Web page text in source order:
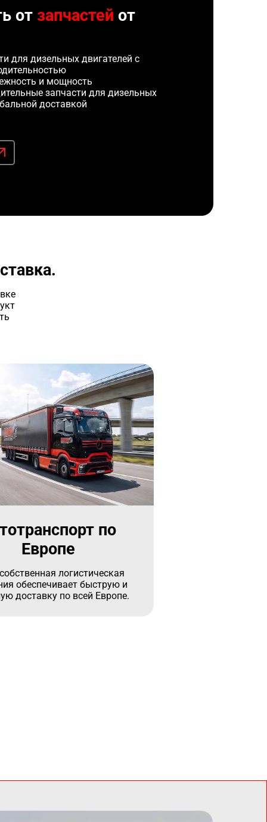
от запчастей от
для дизельных двигателей с
и мощность
запчасти для дизельных
доставкой
по
Европе
логистическая
обеспечивает быструю и
доставку по всей Европе.